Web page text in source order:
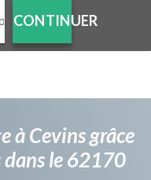
CONTINUER
à Cevins grâce
le 62170